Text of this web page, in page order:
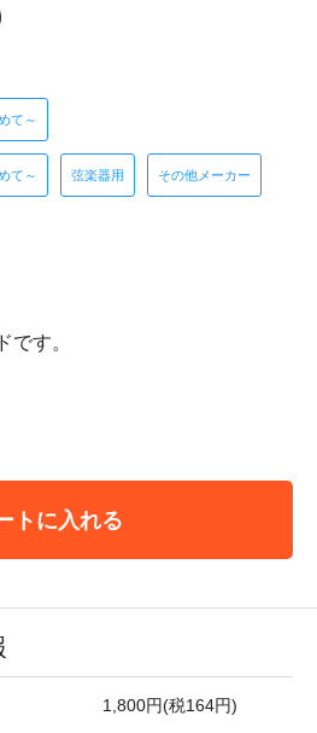
て～
て～ 弦楽器用 その他メーカー
です。
トに入れる
1,800円(税164円)